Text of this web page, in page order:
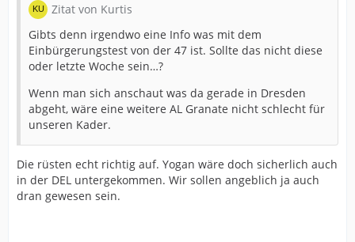
Zitat von Kurtis
Gibts denn irgendwo eine Info was mit dem
Einbürgerungstest von der 47 ist. Sollte das nicht diese
oder letzte Woche sein…?
Wenn man sich anschaut was da gerade in Dresden
abgeht, wäre eine weitere AL Granate nicht schlecht für
unseren Kader.
Die rüsten echt richtig auf. Yogan wäre doch sicherlich auch
in der DEL untergekommen. Wir sollen angeblich ja auch
dran gewesen sein.